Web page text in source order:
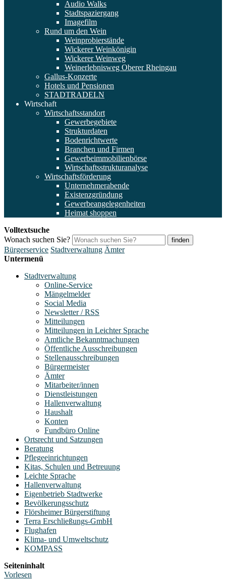
Audio Walks
Stadtspaziergang
Imagefilm
Rund um den Wein
Weinprobierstände
Wickerer Weinkönigin
Wickerer Weinweg
Weinerlebnisweg Oberer Rheingau
Gallus-Konzerte
Hotels und Pensionen
STADTRADELN
Wirtschaft
Wirtschaftsstandort
Gewerbegebiete
Strukturdaten
Bodenrichtwerte
Branchen und Firmen
Gewerbeimmobilienbörse
Wirtschaftsstrukturanalyse
Wirtschaftsförderung
Unternehmerabende
Existenzgründung
Gewerbeangelegenheiten
Heimat shoppen
Volltextsuche
Wonach suchen Sie?
finden
Bürgerservice Stadtverwaltung Ämter
Untermenü
Stadtverwaltung
Online-Service
Mängelmelder
Social Media
Newsletter / RSS
Mitteilungen
Mitteilungen in Leichter Sprache
Amtliche Bekanntmachungen
Öffentliche Ausschreibungen
Stellenausschreibungen
Bürgermeister
Ämter
Mitarbeiter/innen
Dienstleistungen
Hallenverwaltung
Haushalt
Konten
Fundbüro Online
Ortsrecht und Satzungen
Beratung
Pflegeeinrichtungen
Kitas, Schulen und Betreuung
Leichte Sprache
Hallenverwaltung
Eigenbetrieb Stadtwerke
Bevölkerungsschutz
Flörsheimer Bürgerstiftung
Terra Erschließungs-GmbH
Flughafen
Klima- und Umweltschutz
KOMPASS
Seiteninhalt
Vorlesen